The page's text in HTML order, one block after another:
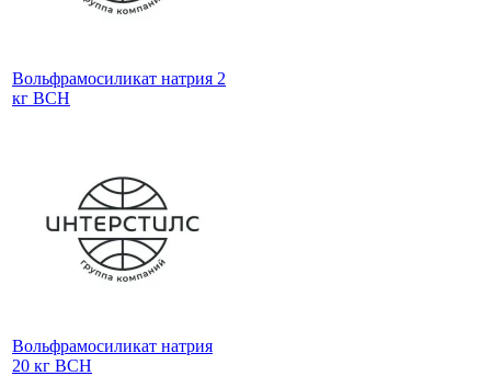
Вольфрамосиликат натрия 2
кг ВСН
Вольфрамосиликат натрия
20 кг ВСН